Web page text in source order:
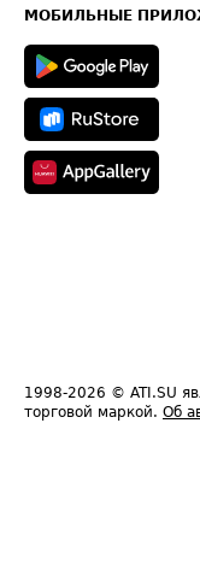
Техническая информация
МОБИЛЬНЫЕ
1998-2026 © ATI.SU
торговой маркой. Об